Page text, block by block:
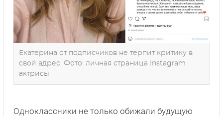
Екатерина от подписчиков не терпит критику в
свой адрес. Фото: личная страница Instagram
актрисы
Одноклассники не только обижали будущую